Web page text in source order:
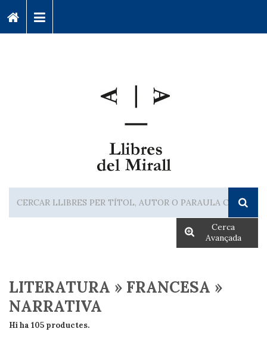
Cerca
Avançada
LITERATURA » FRANCESA »
NARRATIVA
Hi ha 105 productes.